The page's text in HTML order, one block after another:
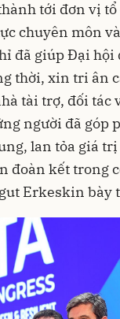
tới đơn vị
chuyên môn
đã giúp Đại hội
thời, xin tri ân
tài trợ, đối tác
người đã góp
lan tỏa giá
đoàn kết trong
Erkeskin bày